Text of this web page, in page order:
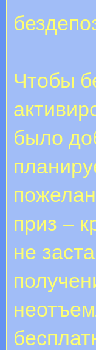
Чтобы
было
приз –
не